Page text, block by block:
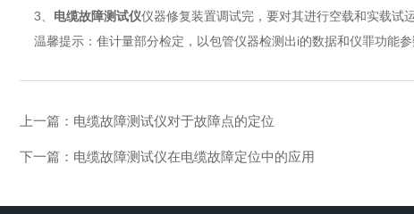
3、 电缆故障测试仪仪器修复装置调试完，要对其进行空载和实载试
温馨提示：隹计量部分检定，以包管仪器检测出i的数据和仪罪功能
上一篇： 电缆故障测试仪对于故障点的定位
下一篇： 电缆故障测试仪在电缆故障定位中的应用